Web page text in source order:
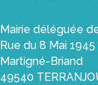
Mairie déléguée
Rue du 8 Mai 1945
Martigné-Briand
49540